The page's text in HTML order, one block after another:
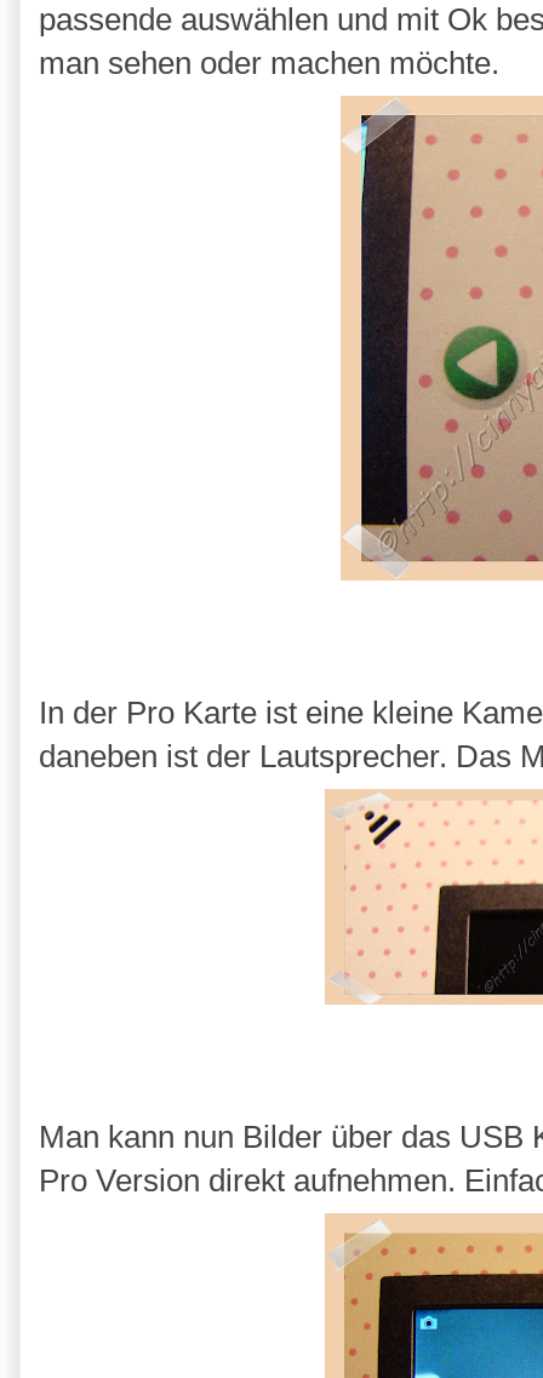
passende auswählen und mit Ok
man sehen oder machen möchte.
In der Pro Karte ist eine kleine
daneben ist der Lautsprecher. Das
Man kann nun Bilder über das USB
Pro Version direkt aufnehmen.